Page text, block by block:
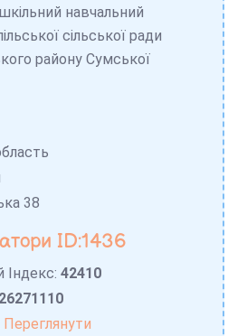
навчальний
сільської ради
району Сумської
38
ID:1436
Індекс:42410
26271110
Переглянути